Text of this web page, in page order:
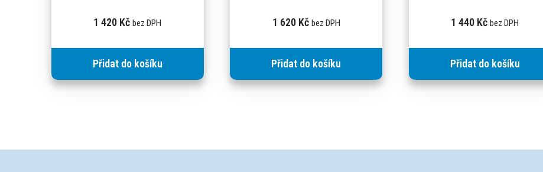
1 420 Kč bez DPH
Přidat do košíku
1 620 Kč bez DPH
Přidat do košíku
1 440 Kč bez DPH
Přidat do košíku